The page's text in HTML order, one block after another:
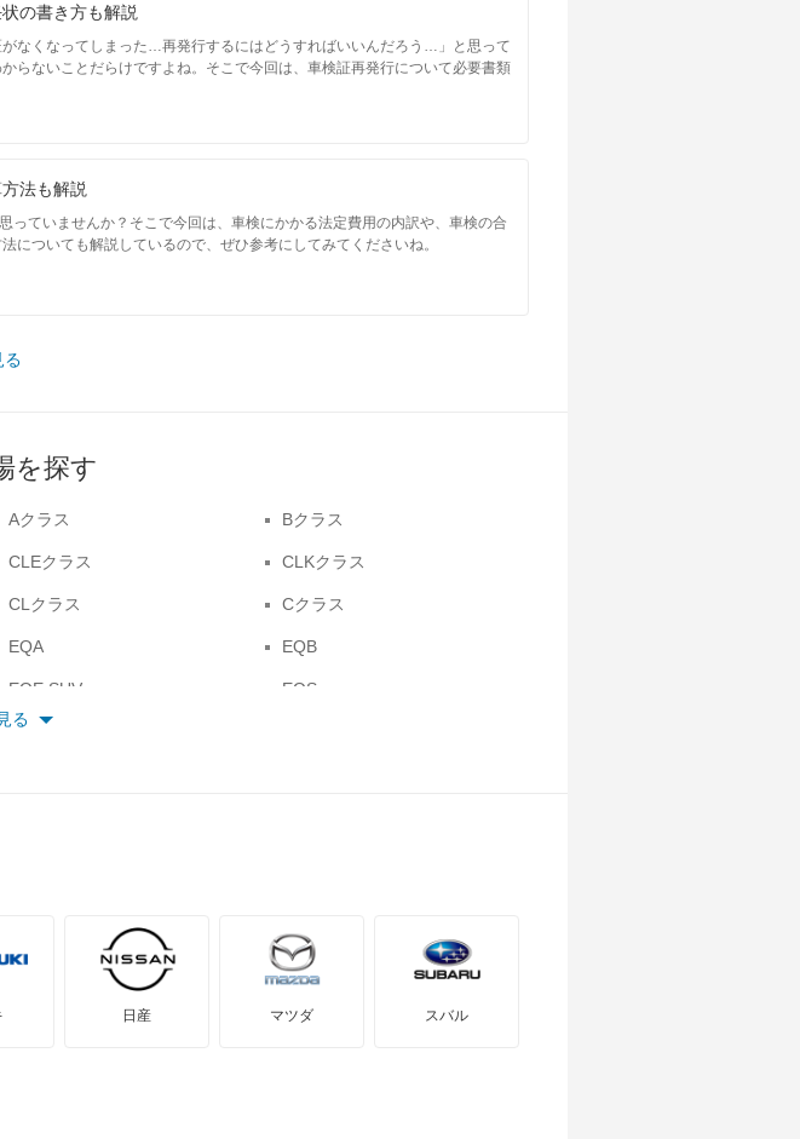
の書き方も解説
なくなってしまった…再発行するにはどうすればいいんだろう…」と思って
らないことだらけですよね。そこで今回は、車検証再発行について必要書類
法も解説
っていませんか？そこで今回は、車検にかかる法定費用の内訳や、車検の合
についても解説しているので、ぜひ参考にしてみてくださいね。
る
を探す
Aクラス Bクラス
CLEクラス CLKクラス
CLクラス Cクラス
EQA EQB
EQE SUV EQS
Eクラスオールテレイン
トランスポーター バネオ
ミディアムクラス ミディアムクラスワゴン
メルセデス マイバッハ SLクラ
メルセデス マイバッハ Sクラス
る
日産 マツダ スバル